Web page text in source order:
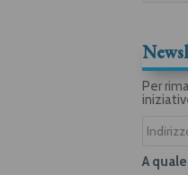
Per
A